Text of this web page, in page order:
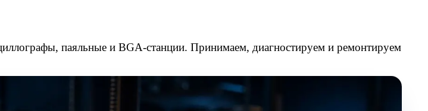
паяльные и BGA-станции. Принимаем, диагностируем и ремонтируем